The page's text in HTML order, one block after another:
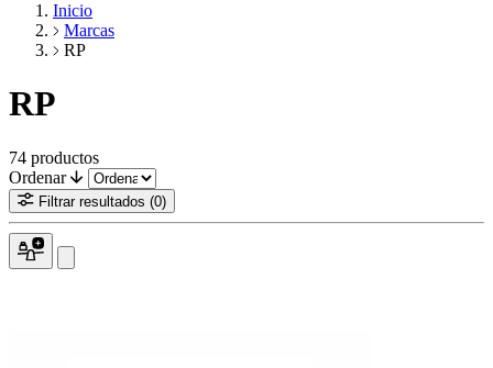
Inicio
Marcas
RP
RP
74 productos
Ordenar
Filtrar resultados (0)